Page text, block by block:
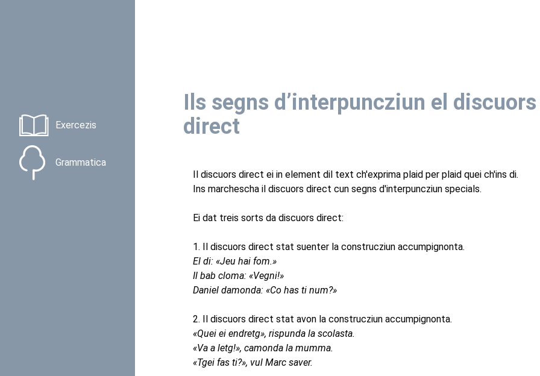
Exercezis
Grammatica
Ils segns d’interpuncziun el discuors
direct
Il discuors direct ei in element dil text ch'exprima plaid per plaid quei ch'ins di.
Ins marchescha il discuors direct cun segns d'interpuncziun specials.
Ei dat treis sorts da discuors direct:
1. Il discuors direct stat suenter la construcziun accumpignonta.
El di: «Jeu hai fom.»
Il bab cloma: «Vegni!»
Daniel damonda: «Co has ti num?»
2. Il discuors direct stat avon la construcziun accumpignonta.
«Quei ei endretg», rispunda la scolasta.
«Va a letg!», camonda la mumma.
«Tgei fas ti?», vul Marc saver.